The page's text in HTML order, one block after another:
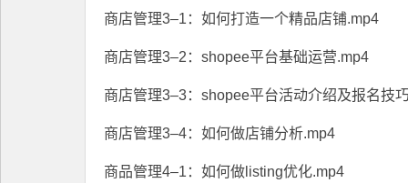
商店管理3–1：如何打造一个精品店铺.mp4
商店管理3–2：shopee平台基础运营.mp4
商店管理3–3：shopee平台活动介绍及报名技
商店管理3–4：如何做店铺分析.mp4
商品管理4–1：如何做listing优化.mp4